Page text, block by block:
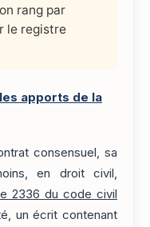
rang par
le registre
apports de la
consensuel, sa
en droit civil,
2336 du code civil
un écrit contenant